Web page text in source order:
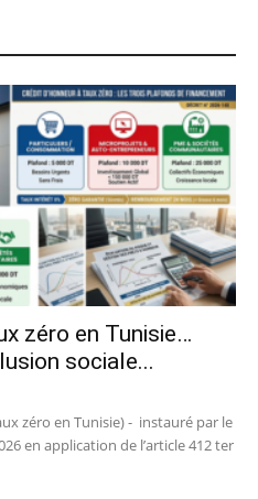
zéro en Tunisie…
sociale...
zéro en Tunisie) - instauré par le
en application de l’article 412 ter